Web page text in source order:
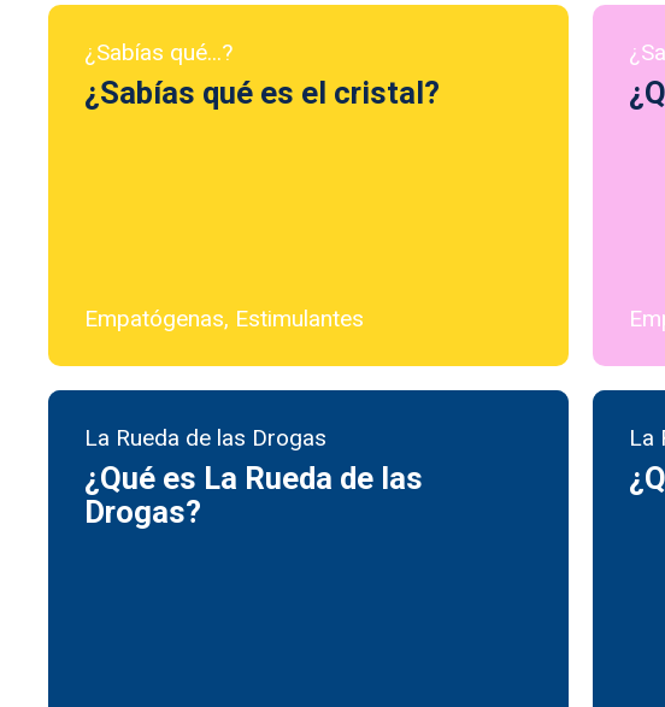
¿Sabías qué...?
¿Sabías qué es el cristal?
Empatógenas, Estimulantes
La Rueda de las Drogas
¿Qué es La Rueda de las
Drogas?
La